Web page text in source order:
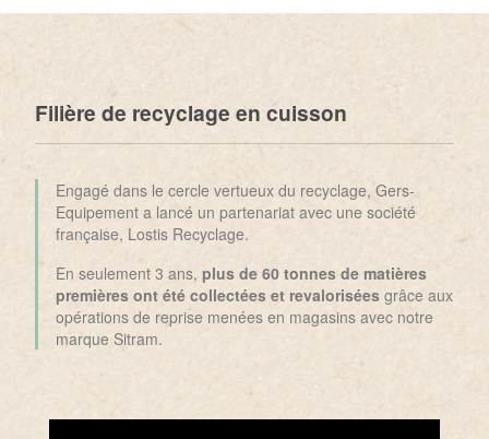
Filière de recyclage en cuisson
Engagé dans le cercle vertueux du recyclage, Gers-
Equipement a lancé un partenariat avec une société
française, Lostis Recyclage.
En seulement 3 ans, plus de 60 tonnes de matières
premières ont été collectées et revalorisées grâce aux
opérations de reprise menées en magasins avec notre
marque Sitram.